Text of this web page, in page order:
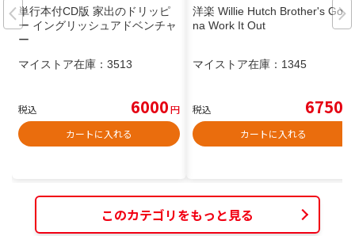
単行本付CD版 家出のドリッピ
ー イングリッシュアドベンチャ
ー
マイストア在庫： 3513
税込 6000円
カートに入れる
洋楽 Willie Hutch Brother's Gon
na Work It Out
マイストア在庫： 1345
税込 6750
カートに入れる
このカテゴリをもっと見る